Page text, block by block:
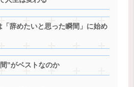
「辞めたいと思った瞬間」に始め
”がベストなのか